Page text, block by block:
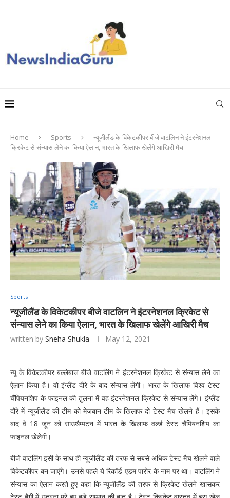
Home Sports
न्यूजीलैंड के विकेटकीपर बीजे वाटलिन ने इंटरनेशनल
क्रिकेट से संन्यास लेने का किया ऐलान, भारत के खिलाफ खेलेंगे आखिरी मैच
Sports
न्यूजीलैंड के विकेटकीपर बीजे वाटलिन ने इंटरनेशनल क्रिकेट से
संन्यास लेने का किया ऐलान, भारत के खिलाफ खेलेंगे आखिरी मैच
written by Sneha Shukla May 12, 2021
न्यू के विकेटकीपर बल्लेबाज बीजे वाटलिंग ने इंटरनेशनल क्रिकेट से संन्यास लेने का
ऐलान किया है। वो इंग्लैंड दौरे के बाद संन्यास लेंगी। भारत के खिलाफ विश्व टेस्ट
चैंपियनशिप के फाइनल की तुलना में वह इंटरनेशनल क्रिकेट से संन्यास लेंगे। इंग्लैंड
दौरे में न्यूजीलैंड की टीम को मेजबान टीम के खिलाफ दो टेस्ट मैच खेलने हैं। इसके
बाद वे 18 जून को साउथैम्पटन में भारत के खिलाफ वर्ल्ड टेस्ट चैंपियनशिप का
फाइनल खेलेगी।
बीजे वाटलिंग इसी के साथ ही न्यूजीलैंड की तरफ से सबसे अधिक टेस्ट मैच खेलने वाले
विकेटकीपर बन जाएंगे। उनसे पहले ये रिकॉर्ड एडम पारोर के नाम पर था। वाटलिंग ने
संन्यास का ऐलान करते हुए कहा कि न्यूजीलैंड की तरफ से क्रिकेट खेलने खासकर